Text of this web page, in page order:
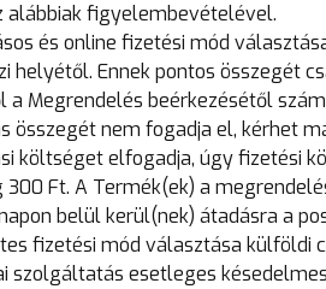
alábbiak figyelembevételével.
és online fizetési mód
helyétől. Ennek pontos összegét
a Megrendelés beérkezésétől
összegét nem fogadja el, kérhet
költséget elfogadja, úgy fizetési
300 Ft. A Termék(ek) a
belül kerül(nek) átadásra a
fizetési mód választása külföldi
szolgáltatás esetleges